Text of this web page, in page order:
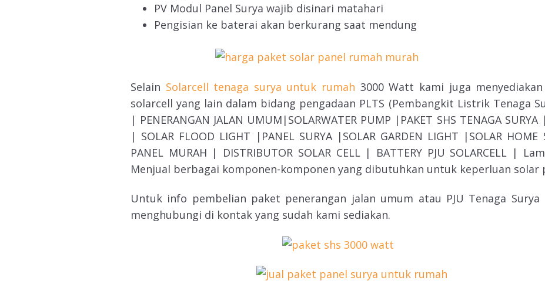
PV Modul Panel Surya wajib disinari matahari
Pengisian ke baterai akan berkurang saat mendung
Selain Solarcell tenaga surya untuk rumah 3000 Watt kami juga
solarcell yang lain dalam bidang pengadaan PLTS (Pembangkit Listrik Tenaga
| PENERANGAN JALAN UMUM|SOLARWATER PUMP |PAKET SHS TENAGA SURYA
| SOLAR FLOOD LIGHT |PANEL SURYA |SOLAR GARDEN LIGHT |SOLAR HOME
PANEL MURAH | DISTRIBUTOR SOLAR CELL | BATTERY PJU SOLARCELL |
Menjual berbagai komponen-komponen yang dibutuhkan untuk keperluan solar
Untuk info pembelian paket penerangan jalan umum atau PJU Tenaga
menghubungi di kontak yang sudah kami sediakan.